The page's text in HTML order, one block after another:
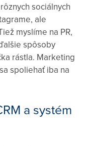
sociálnych
ale
myslíme na PR,
spôsoby
rástla. Marketing
spoliehať iba na
a systém